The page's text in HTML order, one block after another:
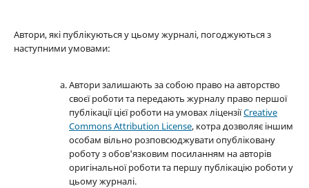
Автори, які публікуються у цьому журналі, погоджуються з
наступними умовами:
Автори залишають за собою право на авторство
своєї роботи та передають журналу право першої
публікації цієї роботи на умовах ліцензіїCreative
Commons Attribution License, котра дозволяє іншим
особам вільно розповсюджувати опубліковану
роботу з обов'язковим посиланням на авторів
оригінальної роботи та першу публікацію роботи у
цьому журналі.